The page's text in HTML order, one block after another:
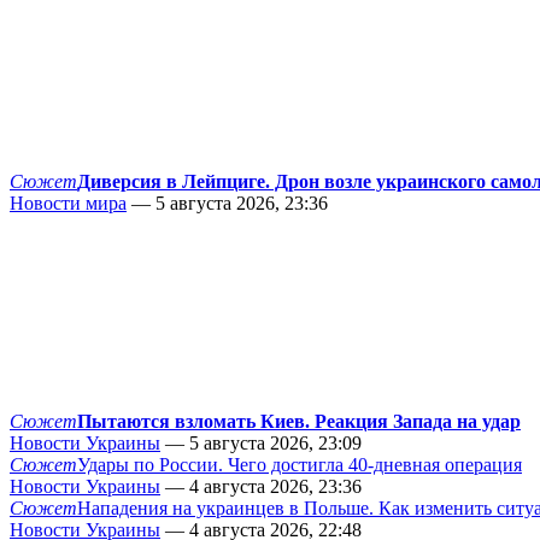
СюжетДиверсия в Лейпциге. Дрон возле украинского
Новости мира — 5 августа 2026, 23:36
СюжетПытаются взломать Киев. Реакция Запада на удар
Новости Украины — 5 августа 2026, 23:09
СюжетУдары по России. Чего достигла 40-дневная операция
Новости Украины — 4 августа 2026, 23:36
СюжетНападения на украинцев в Польше. Как изменить
Новости Украины — 4 августа 2026, 22:48